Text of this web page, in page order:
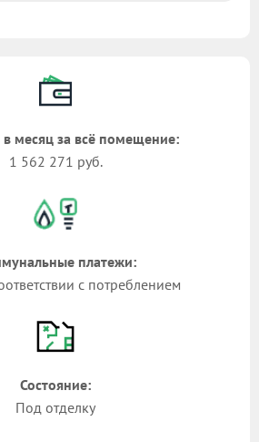
в месяц за всё помещение:
1 562 271 руб.
платежи:
с потреблением
Состояние:
Под отделку